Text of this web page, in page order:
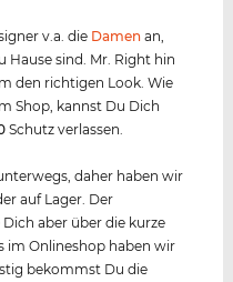
v.a. die Damen an,
Hause sind. Mr. Right hin
den richtigen Look. Wie
Shop, kannst Du Dich
Schutz verlassen.
daher haben wir
auf Lager. Der
aber über die kurze
im Onlineshop haben wir
bekommst Du die